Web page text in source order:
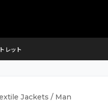
レット
Jackets / Man